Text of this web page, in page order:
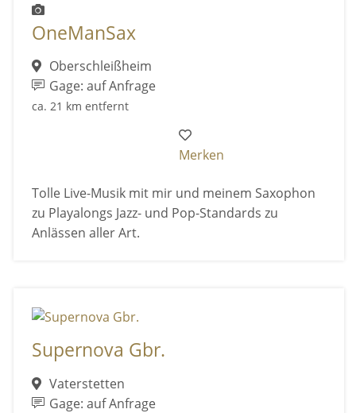
OneManSax
Oberschleißheim
Gage: auf Anfrage
ca. 21 km entfernt
Merken
Tolle Live-Musik mit mir und meinem Saxophon
zu Playalongs Jazz- und Pop-Standards zu
Anlässen aller Art.
Supernova Gbr.
Vaterstetten
Gage: auf Anfrage